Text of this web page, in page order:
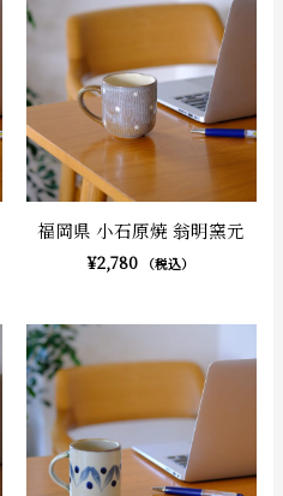
福岡県 小石原焼 翁明窯元
¥2,780 （税込）